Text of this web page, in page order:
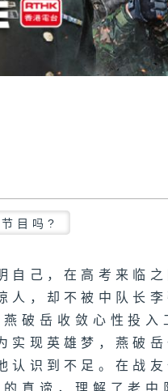
目吗?
自己，在高考来临
，却不被中队长李
破岳收敛心性投入
实现英雄梦，燕破
认识到不足。在战